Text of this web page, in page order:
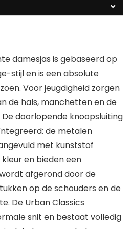
damesjas is gebaseerd op
stijl en is een absolute
Voor jeugdigheid zorgen
de hals, manchetten en de
doorlopende knoopsluiting
de metalen
met kunststof
en bieden een
afgerond door de
op de schouders en de
De Urban Classics
snit en bestaat volledig